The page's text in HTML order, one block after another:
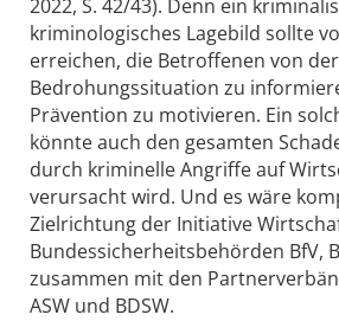
2022, S. 42/43). Denn ein
kriminologisches Lagebild sollte
erreichen, die Betroffenen von
Bedrohungssituation zu
Prävention zu motivieren. Ein
könnte auch den gesamten
durch kriminelle Angriffe auf
verursacht wird. Und es wäre
Zielrichtung der Initiative
Bundessicherheitsbehörden BfV,
zusammen mit den
ASW und BDSW.